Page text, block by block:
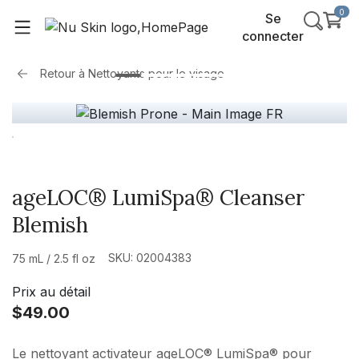
Se
connecter
0
Retour à Nettoyants pour le visage
ageLOC® LumiSpa® Cleanser
Blemish
75 mL / 2.5 fl oz SKU: 02004383
Prix au détail
$49.00
Le nettoyant activateur ageLOC® LumiSpa® pour